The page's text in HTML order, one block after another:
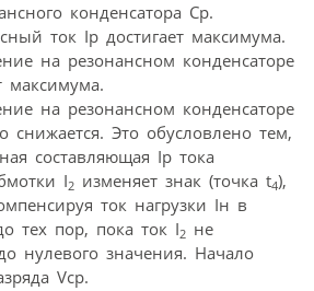
конденсатора Cр.
ток Iр достигает максимума.
на резонансном конденсаторе
максимума.
на резонансном конденсаторе
снижается. Это обусловлено тем,
составляющая Iр тока
I2 изменяет знак (точка t4),
ток нагрузки Iн в
тех пор, пока ток I2 не
нулевого значения. Начало
Vcр.